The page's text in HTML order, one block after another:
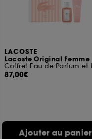
LACOSTE
Lacoste Original Femme
87,00€
Ajouter au panier